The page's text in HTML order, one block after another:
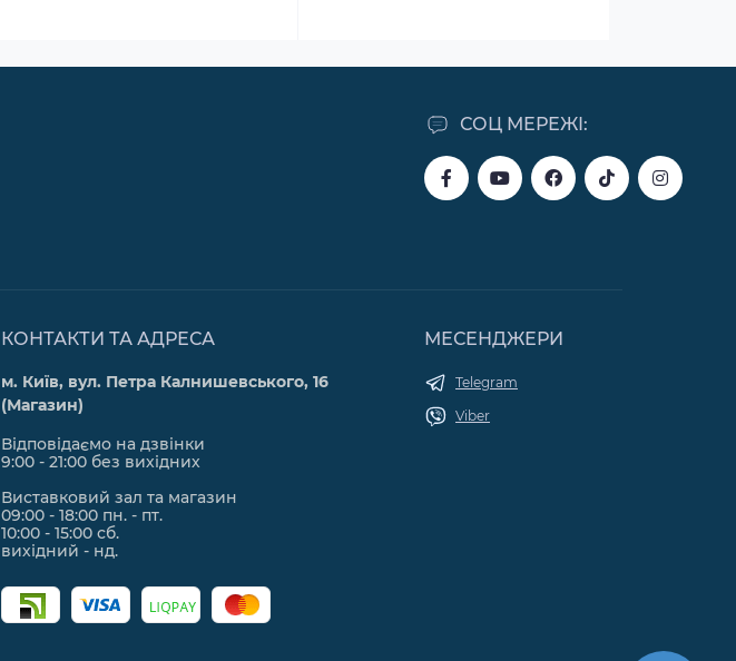
СОЦ МЕРЕЖІ:
КОНТАКТИ ТА АДРЕСА
м. Київ, вул. Петра Калнишевського, 16
(Магазин)
Відповідаємо на дзвінки
9:00 - 21:00 без вихідних
Виставковий зал та магазин
09:00 - 18:00 пн. - пт.
10:00 - 15:00 сб.
вихідний - нд.
МЕСЕНДЖЕРИ
Telegram
Viber